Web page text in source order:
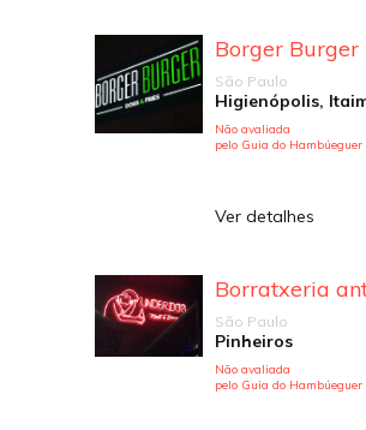
Borger Burger
São Paulo
Não avaliada
pelo Guia do Hambúeguer
Ver detalhes
São Paulo
Pinheiros
Não avaliada
pelo Guia do Hambúeguer